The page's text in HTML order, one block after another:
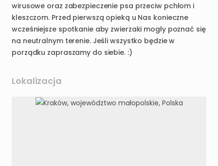
wirusowe oraz zabezpieczenie psa przeciw pchłom i
kleszczom. Przed pierwszą opieką u Nas konieczne
wcześniejsze spotkanie aby zwierzaki mogły poznać się
na neutralnym terenie. Jeśli wszystko będzie w
porządku zapraszamy do siebie. :)
Lokalizacja